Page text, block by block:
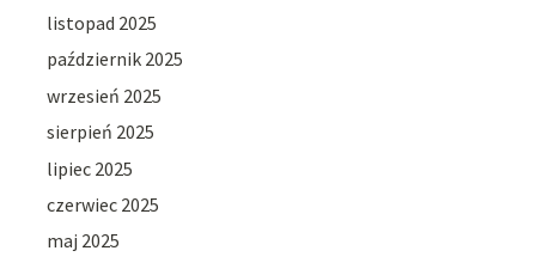
listopad 2025
październik 2025
wrzesień 2025
sierpień 2025
lipiec 2025
czerwiec 2025
maj 2025